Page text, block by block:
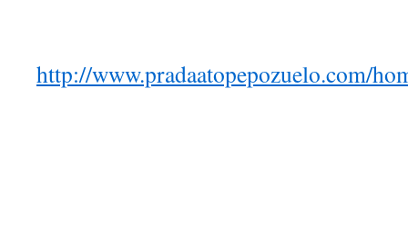
http://www.pradaatopepozuelo.com/